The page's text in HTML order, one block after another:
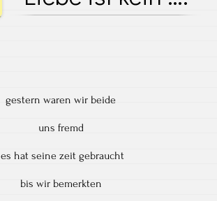
gestern waren wir beide
uns fremd
es hat seine zeit gebraucht
bis wir bemerkten